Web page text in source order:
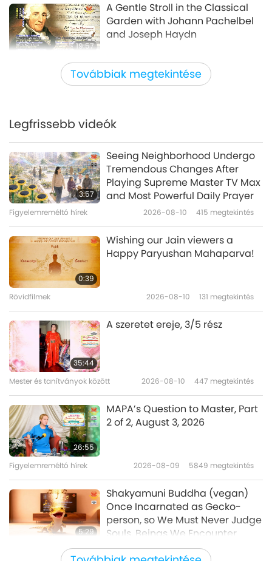
Továbbiak megtekintése
19:57
A Gentle Stroll in the Classical
Garden with Johann Pachelbel
and Joseph Haydn
Utazás esztétikus birodalmakon át 2019-11-29 4542
21:14
22:58
“United Peaceful World”
Celebration in Korea, Part 1 of 8
Bharatanatyam - Classical
át
6066
15:40
(INT)
23:58
A Heartfelt Celebration of
megtekintés
Legfrissebb videók
3:57
Seeing Neighborhood Undergo
Tremendous Changes After
Playing Supreme Master TV Max
and Most Powerful Daily Prayer
Figyelemreméltó hírek 2026-08-10 415 megtekintés
0:39
Wishing our Jain viewers a
Happy Paryushan Mahaparva!
Rövidfilmek 2026-08-10 131 megtekintés
35:44
A szeretet ereje, 3/5 rész
Mester és tanítványok között 2026-08-10 447 megtekintés
26:55
MAPA’s Question to Master, Part
2 of 2, August 3, 2026
Figyelemreméltó hírek 2026-08-09 5849 megtekintés
5:29
Shakyamuni Buddha (vegan)
Once Incarnated as Gecko-
person, so We Must Never Judge
Souls, Beings We Encounter
Figyelemreméltó hírek 2026-08-09 746